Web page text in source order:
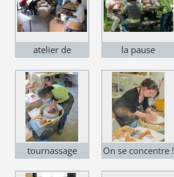
atelier de
la pause
tournassage On se concentre !